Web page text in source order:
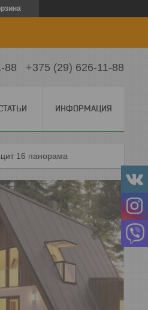
88 +375 (29) 626-11-88
ИНФОРМАЦИЯ
16 панорама